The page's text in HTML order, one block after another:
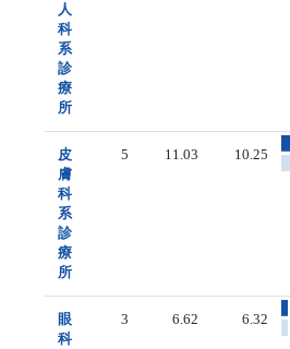
人
科
系
診
療
所
皮
膚
科
系
診
療
所
5 11.03 10.25
眼
科
3 6.62 6.32